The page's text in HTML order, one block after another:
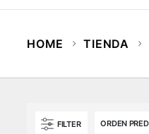
HOME TIENDA
FILTER